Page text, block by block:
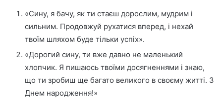
«Сину, я бачу, як ти стаєш дорослим, мудрим і
сильним. Продовжуй рухатися вперед, і нехай
твоїм шляхом буде тільки успіх».
«Дорогий сину, ти вже давно не маленький
хлопчик. Я пишаюсь твоїми досягненнями і знаю,
що ти зробиш ще багато великого в своєму житті. З
Днем народження!»